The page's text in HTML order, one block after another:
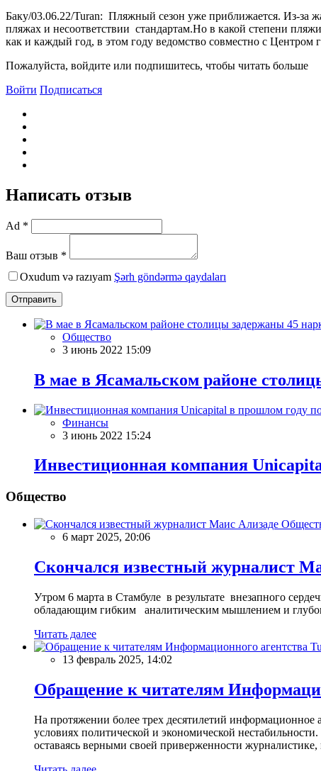
Баку/03.06.22/Turan: Пляжный сезон уже приближается. Из-
пляжах и несоответствии стандартам.Но в какой степени
как и каждый год, в этом году ведомство совместно с
Пожалуйста, войдите или подпишитесь, чтобы читать больше
Войти Подписаться
Написать отзыв
Ad *
Ваш отзыв *
Oxudum və razıyam Şərh göndərmə qaydaları
Отправить
Общество
3 июнь 2022 15:09
В мае в Ясамальском районе
Финансы
3 июнь 2022 15:24
Инвестиционная компания
Общество
6 март 2025, 20:06
Скончался известный журналист
Утром 6 марта в Стамбуле в результате внезапного
обладающим гибким аналитическим мышлением и
Читать далее
13 февраль 2025, 14:02
Обращение к читателям
На протяжении более трех десятилетий
условиях политической и экономической
оставаясь верными своей приверженности